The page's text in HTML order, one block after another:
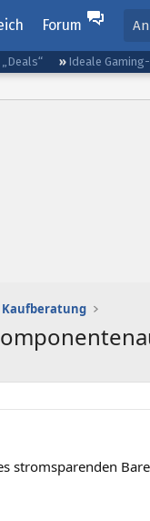
Forum
Ideale
Kaufberatung
stromsparenden